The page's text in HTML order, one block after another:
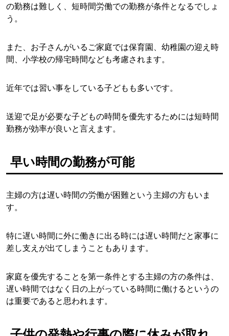
の勤務は難しく、短時間労働での勤務が条件となるでしょ
う。
また、お子さんがいるご家庭では保育園、幼稚園の迎え時
間、小学校の帰宅時間なども考慮されます。
近年では習い事をしている子どもも多いです。
送迎で足が必要な子どもの時間を優先するためには短時間
勤務が効率が良いと言えます。
早い時間の勤務が可能
主婦の方は遅い時間の労働が困難という主婦の方もいま
す。
特に遅い時間に外に働きに出る時には遅い時間だと家事に
差し支えが出てしまうこともあります。
家庭を優先することを第一条件とする主婦の方の条件は、
遅い時間ではなく日の上がっている時間に働けるというの
は重要であると思われます。